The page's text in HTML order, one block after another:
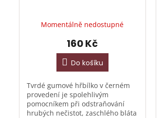
Momentálně nedostupné
160 Kč
Do košíku
Tvrdé gumové hřbílko v černém
provedení je spolehlivým
pomocníkem při odstraňování
hrubých nečistot, zaschlého bláta